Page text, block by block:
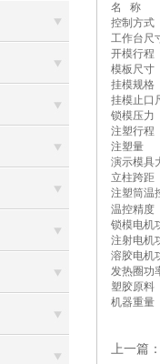
名 称
控制方式
工作台尺
开模行程
模板尺寸
挂模规格
挂模止口
锁模压力
注塑行程
注塑量
演示模具
立柱跨距
注塑筒温
温控精度
锁模电机
注射电机
溶胶电机
发热圈功
塑胶原料
机器重量
上一篇：